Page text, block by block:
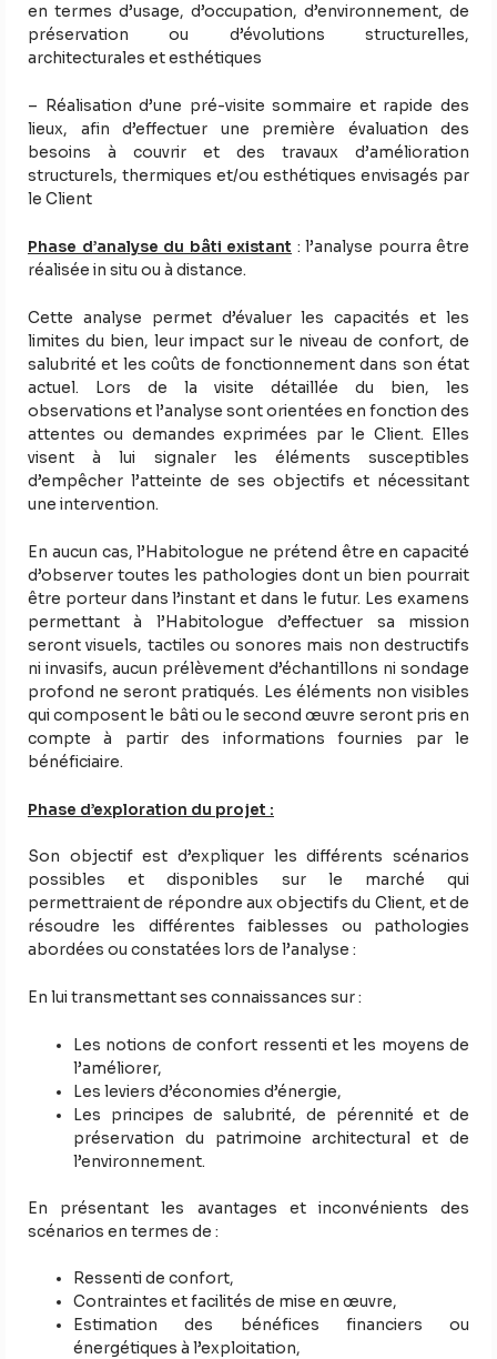
en termes d’usage, d’occupation, d’environnement, de
préservation ou d’évolutions structurelles,
architecturales et esthétiques
– Réalisation d’une pré-visite sommaire et rapide des
lieux, afin d’effectuer une première évaluation des
besoins à couvrir et des travaux d’amélioration
structurels, thermiques et/ou esthétiques envisagés par
le Client
Phase d’analyse du bâti existant : l’analyse pourra être
réalisée in situ ou à distance.
Cette analyse permet d’évaluer les capacités et les
limites du bien, leur impact sur le niveau de confort, de
salubrité et les coûts de fonctionnement dans son état
actuel. Lors de la visite détaillée du bien, les
observations et l’analyse sont orientées en fonction des
attentes ou demandes exprimées par le Client. Elles
visent à lui signaler les éléments susceptibles
d’empêcher l’atteinte de ses objectifs et nécessitant
une intervention.
En aucun cas, l’Habitologue ne prétend être en capacité
d’observer toutes les pathologies dont un bien pourrait
être porteur dans l’instant et dans le futur. Les examens
permettant à l’Habitologue d’effectuer sa mission
seront visuels, tactiles ou sonores mais non destructifs
ni invasifs, aucun prélèvement d’échantillons ni sondage
profond ne seront pratiqués. Les éléments non visibles
qui composent le bâti ou le second œuvre seront pris en
compte à partir des informations fournies par le
bénéficiaire.
Phase d’exploration du projet :
Son objectif est d’expliquer les différents scénarios
possibles et disponibles sur le marché qui
permettraient de répondre aux objectifs du Client, et de
résoudre les différentes faiblesses ou pathologies
abordées ou constatées lors de l’analyse :
En lui transmettant ses connaissances sur :
Les notions de confort ressenti et les moyens de
l’améliorer,
Les leviers d’économies d’énergie,
Les principes de salubrité, de pérennité et de
préservation du patrimoine architectural et de
l’environnement.
En présentant les avantages et inconvénients des
scénarios en termes de :
Ressenti de confort,
Contraintes et facilités de mise en œuvre,
Estimation des bénéfices financiers ou
énergétiques à l’exploitation,